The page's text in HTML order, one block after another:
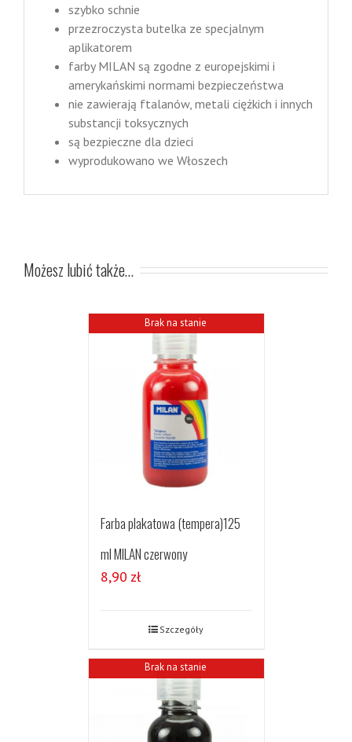
szybko schnie
przezroczysta butelka ze specjalnym
aplikatorem
farby MILAN są zgodne z europejskimi i
amerykańskimi normami bezpieczeństwa
nie zawierają ftalanów, metali ciężkich i innych
substancji toksycznych
są bezpieczne dla dzieci
wyprodukowano we Włoszech
Możesz lubić także…
Brak na stanie
Farba plakatowa (tempera)125
ml MILAN czerwony
8,90 zł
Szczegóły
Brak na stanie